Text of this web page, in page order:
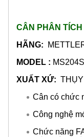
CÂN PHÂN TÍCH
HÃNG:
MODEL :
XUẤT XỨ: THỤY
Cân có chức
Công nghệ
Chức năng